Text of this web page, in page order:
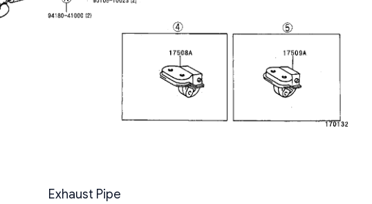
Exhaust Pipe